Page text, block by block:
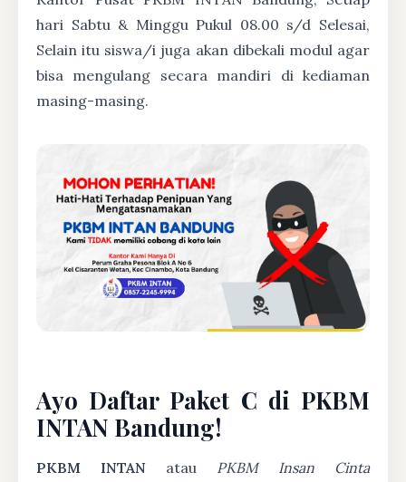
hari Sabtu & Minggu Pukul 08.00 s/d Selesai,
Selain itu siswa/i juga akan dibekali modul agar
bisa mengulang secara mandiri di kediaman
masing-masing.
Ayo Daftar Paket C di PKBM
INTAN Bandung!
PKBM INTAN atau PKBM Insan Cinta